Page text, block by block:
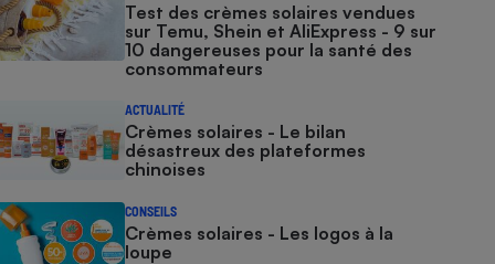
Test des crèmes solaires vendues
sur Temu, Shein et AliExpress - 9 sur
10 dangereuses pour la santé des
consommateurs
ACTUALITÉ
Crèmes solaires - Le bilan
désastreux des plateformes
chinoises
CONSEILS
Crèmes solaires - Les logos à la
loupe